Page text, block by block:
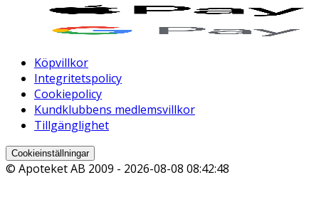
Köpvillkor
Integritetspolicy
Cookiepolicy
Kundklubbens medlemsvillkor
Tillgänglighet
Cookieinställningar
© Apoteket AB 2009 - 2026-08-08 08:42:48